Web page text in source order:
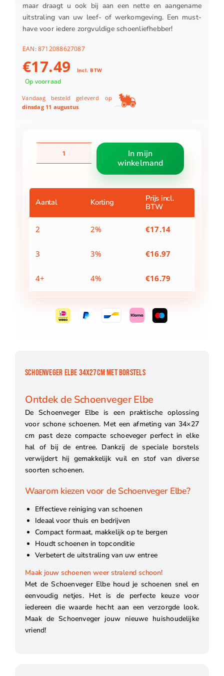
maar draagt u ook bij aan een nette en aangename
uitstraling van uw leef- of werkomgeving. Een must-
have voor iedere zorgvuldige schoenliefhebber!
EAN:8712088627087
€17.49 Incl. BTW
Op voorraad
Vandaag besteld geleverd op
dinsdag 11 augustus
Schoenveger
elbe
borstels
In mijn
winkelmand
Aantal Korting
Prijs incl.
BTW
2 2% €17.14
3 3% €16.97
4+ 4% €16.79
SCHOENVEGER ELBE 34X27CM MET BORSTELS
Ontdek de Schoenveger Elbe
De Schoenveger Elbe is een praktische oplossing
voor schone schoenen. Met een afmeting van 34×27
cm past deze compacte schoeveger perfect in elke
hal of bij de entree. Dankzij de speciale borstels
verwijdert hij gemakkelijk vuil en stof van diverse
soorten schoenen.
Waarom kiezen voor de Schoenveger Elbe?
Effectieve reiniging van schoenen
Ideaal voor thuis en bedrijven
Compact formaat, makkelijk op te bergen
Houdt schoenen in topconditie
Verbetert de uitstraling van uw entree
Maak jouw schoenen weer stralend schoon!
Met de Schoenveger Elbe houd je schoenen snel en
eenvoudig netjes. Het is de perfecte keuze voor
iedereen die waarde hecht aan een verzorgde look.
Maak de Schoenveger jouw nieuwe huishoudelijke
vriend!